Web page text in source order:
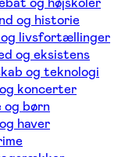
og historie
livsfortællinger
og eksistens
og teknologi
koncerter
og børn
haver